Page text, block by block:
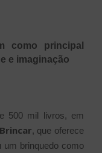
como principal
e imaginação
500 mil livros, em
, que oferece
um brinquedo como